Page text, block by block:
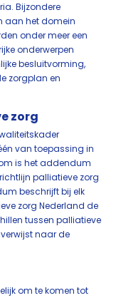
Bijzondere
aan het domein
onder meer een
onderwerpen
besluitvorming,
zorgplan en
zorg
van toepassing in
is het addendum
palliatieve zorg
beschrijft bij elk
zorg Nederland de
tussen palliatieve
naar de
om te komen tot